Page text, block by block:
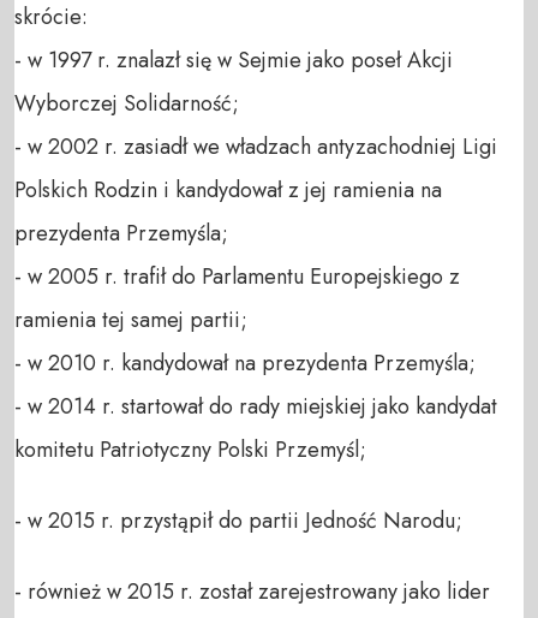
skrócie:
- w 1997 r. znalazł się w Sejmie jako poseł Akcji
Wyborczej Solidarność;
- w 2002 r. zasiadł we władzach antyzachodniej Ligi
Polskich Rodzin i kandydował z jej ramienia na
prezydenta Przemyśla;
- w 2005 r. trafił do Parlamentu Europejskiego z
ramienia tej samej partii;
- w 2010 r. kandydował na prezydenta Przemyśla;
- w 2014 r. startował do rady miejskiej jako kandydat
komitetu Patriotyczny Polski Przemyśl;
- w 2015 r. przystąpił do partii Jedność Narodu;
- również w 2015 r. został zarejestrowany jako lider